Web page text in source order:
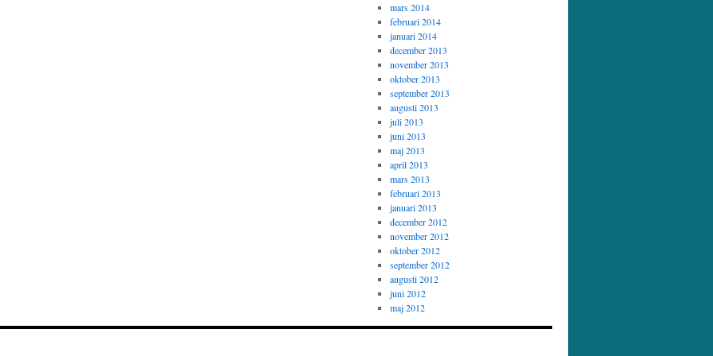
mars 2014
februari 2014
januari 2014
december 2013
november 2013
oktober 2013
september 2013
augusti 2013
juli 2013
juni 2013
maj 2013
april 2013
mars 2013
februari 2013
januari 2013
december 2012
november 2012
oktober 2012
september 2012
augusti 2012
juni 2012
maj 2012